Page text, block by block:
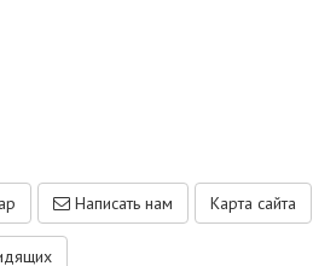
Написать нам Карта сайта